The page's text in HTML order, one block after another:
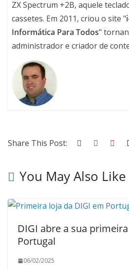
ZX Spectrum +2B, aquele
cassetes. Em 2011, criou o site "
Informática Para Todos"
administrador e criador de
Share This Post:
You May Also Like
DIGI abre a sua
Portugal
06/02/2025